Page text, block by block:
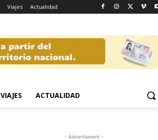
Viajes Actualidad
VIAJES ACTUALIDAD
- Advertisment -